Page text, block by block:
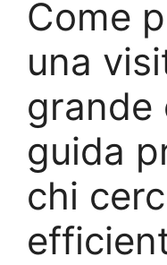
Come
una
grande
guida
chi